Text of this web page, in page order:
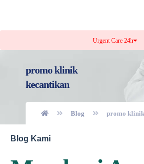
Urgent Care 24h
promo klinik
kecantikan
Blog promo
Blog Kami